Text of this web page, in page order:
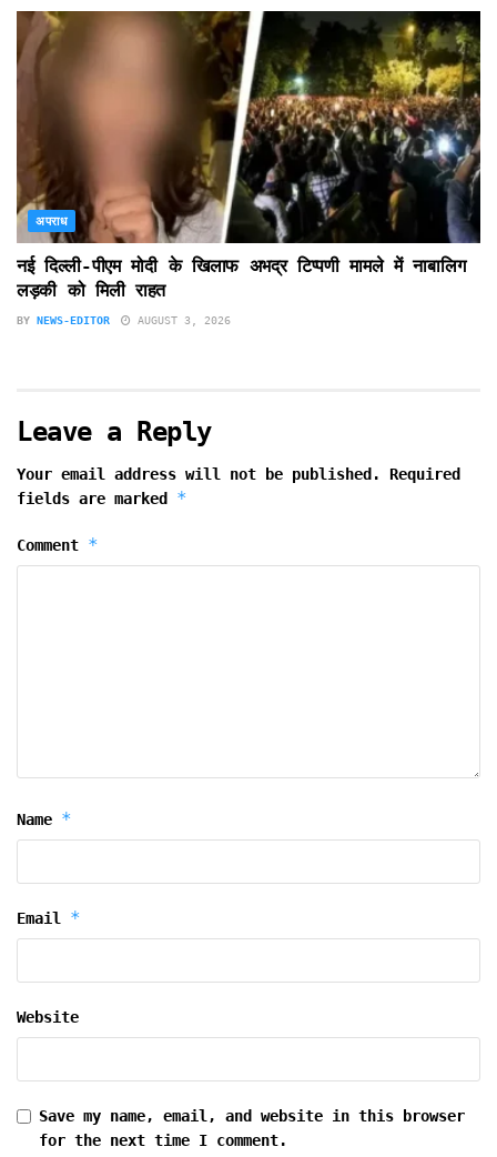
अपराध
नई दिल्ली-पीएम मोदी के खिलाफ अभद्र टिप्पणी मामले में नाबालिग
लड़की को मिली राहत
BY NEWS-EDITOR AUGUST 3, 2026
Leave a Reply
Your email address will not be published.
Required
fields are marked *
Comment *
Name *
Email *
Website
Save my name, email, and website in this browser
for the next time I comment.